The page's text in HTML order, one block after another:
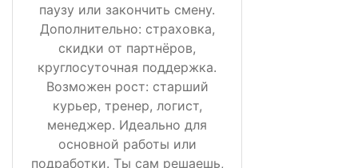
паузу или закончить смену.
Дополнительно: страховка,
скидки от партнёров,
круглосуточная поддержка.
Возможен рост: старший
курьер, тренер, логист,
менеджер. Идеально для
основной работы или
подработки. Ты сам решаешь,